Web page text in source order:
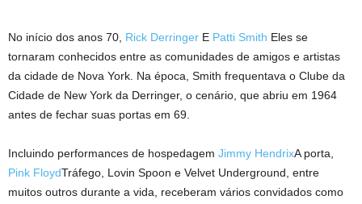
No início dos anos 70, Rick Derringer E Patti Smith Eles se
tornaram conhecidos entre as comunidades de amigos e artistas
da cidade de Nova York. Na época, Smith frequentava o Clube da
Cidade de New York da Derringer, o cenário, que abriu em 1964
antes de fechar suas portas em 69.
Incluindo performances de hospedagem Jimmy HendrixA porta,
Pink FloydTráfego, Lovin Spoon e Velvet Underground, entre
muitos outros durante a vida, receberam vários convidados como